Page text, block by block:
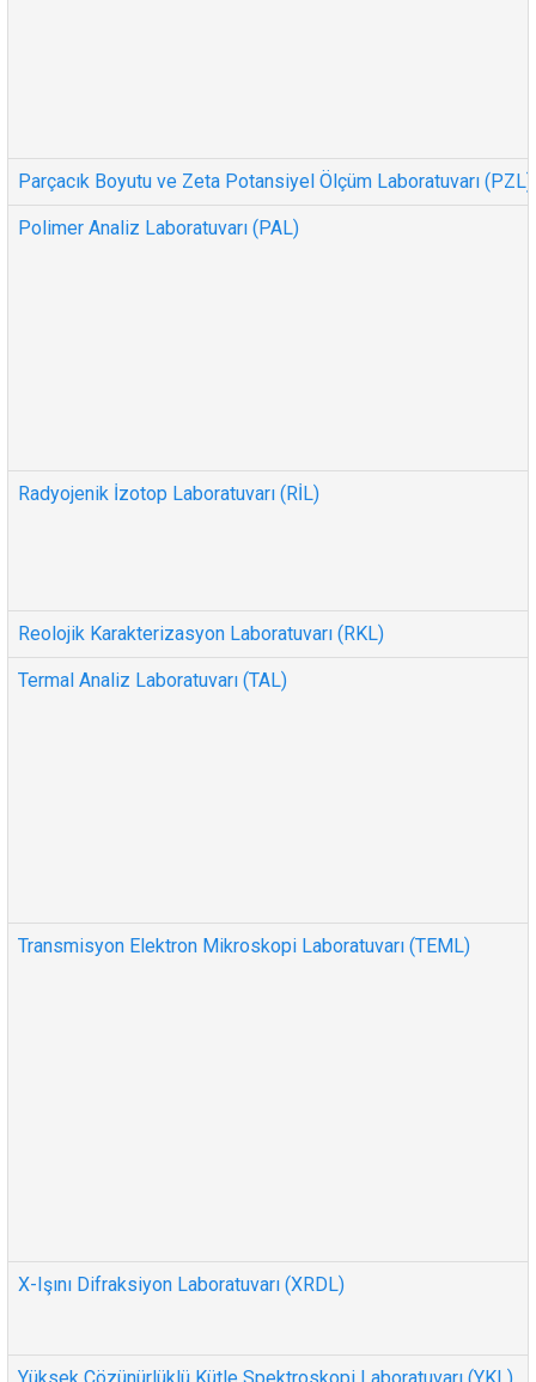
Parçacık Boyutu ve Zeta Potansiyel Ölçüm Laboratuvarı (PZL)
Polimer Analiz Laboratuvarı (PAL)
Radyojenik İzotop Laboratuvarı (RİL)
Reolojik Karakterizasyon Laboratuvarı (RKL)
Termal Analiz Laboratuvarı (TAL)
Transmisyon Elektron Mikroskopi Laboratuvarı (TEML)
X-Işını Difraksiyon Laboratuvarı (XRDL)